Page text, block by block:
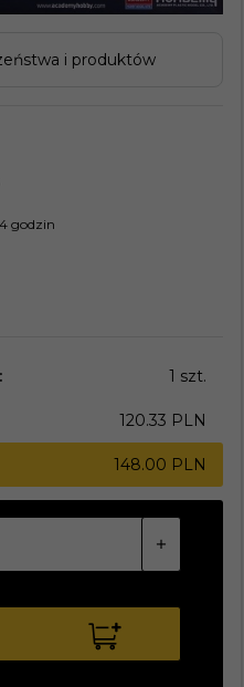
i produktów
godzin
1 szt.
120.33 PLN
148.00 PLN